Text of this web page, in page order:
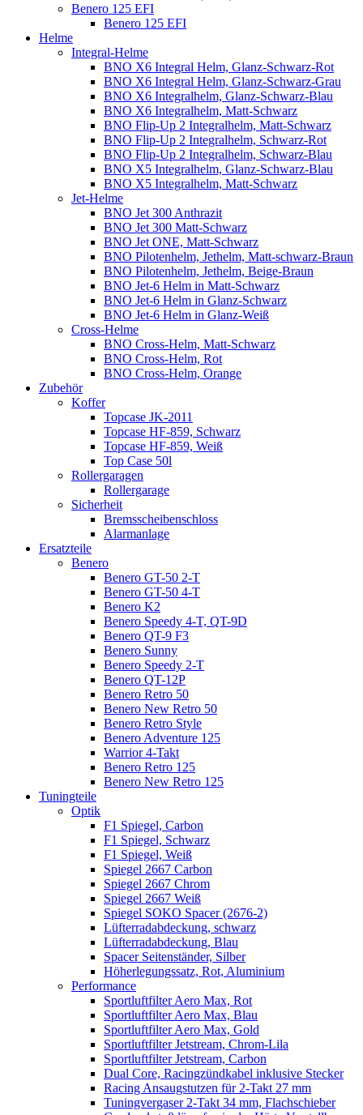
Benero 125 EFI
Benero 125 EFI
Helme
Integral-Helme
BNO X6 Integral Helm, Glanz-Schwarz-Rot
BNO X6 Integral Helm, Glanz-Schwarz-Grau
BNO X6 Integralhelm, Glanz-Schwarz-Blau
BNO X6 Integralhelm, Matt-Schwarz
BNO Flip-Up 2 Integralhelm, Matt-Schwarz
BNO Flip-Up 2 Integralhelm, Schwarz-Rot
BNO Flip-Up 2 Integralhelm, Schwarz-Blau
BNO X5 Integralhelm, Glanz-Schwarz-Blau
BNO X5 Integralhelm, Matt-Schwarz
Jet-Helme
BNO Jet 300 Anthrazit
BNO Jet 300 Matt-Schwarz
BNO Jet ONE, Matt-Schwarz
BNO Pilotenhelm, Jethelm, Matt-schwarz-Braun
BNO Pilotenhelm, Jethelm, Beige-Braun
BNO Jet-6 Helm in Matt-Schwarz
BNO Jet-6 Helm in Glanz-Schwarz
BNO Jet-6 Helm in Glanz-Weiß
Cross-Helme
BNO Cross-Helm, Matt-Schwarz
BNO Cross-Helm, Rot
BNO Cross-Helm, Orange
Zubehör
Koffer
Topcase JK-2011
Topcase HF-859, Schwarz
Topcase HF-859, Weiß
Top Case 50l
Rollergaragen
Rollergarage
Sicherheit
Bremsscheibenschloss
Alarmanlage
Ersatzteile
Benero
Benero GT-50 2-T
Benero GT-50 4-T
Benero K2
Benero Speedy 4-T, QT-9D
Benero QT-9 F3
Benero Sunny
Benero Speedy 2-T
Benero QT-12P
Benero Retro 50
Benero New Retro 50
Benero Retro Style
Benero Adventure 125
Warrior 4-Takt
Benero Retro 125
Benero New Retro 125
Tuningteile
Optik
F1 Spiegel, Carbon
F1 Spiegel, Schwarz
F1 Spiegel, Weiß
Spiegel 2667 Carbon
Spiegel 2667 Chrom
Spiegel 2667 Weiß
Spiegel SOKO Spacer (2676-2)
Lüfterradabdeckung, schwarz
Lüfterradabdeckung, Blau
Spacer Seitenständer, Silber
Höherlegungssatz, Rot, Aluminium
Performance
Sportluftfilter Aero Max, Rot
Sportluftfilter Aero Max, Blau
Sportluftfilter Aero Max, Gold
Sportluftfilter Jetstream, Chrom-Lila
Sportluftfilter Jetstream, Carbon
Dual Core, Racingzündkabel inklusive Stecker
Racing Ansaugstutzen für 2-Takt 27 mm
Tuningvergaser 2-Takt 34 mm, Flachschieber